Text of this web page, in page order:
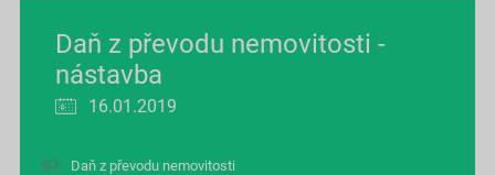
Daň z převodu nemovitosti -
nástavba
16.01.2019
Daň z převodu nemovitosti